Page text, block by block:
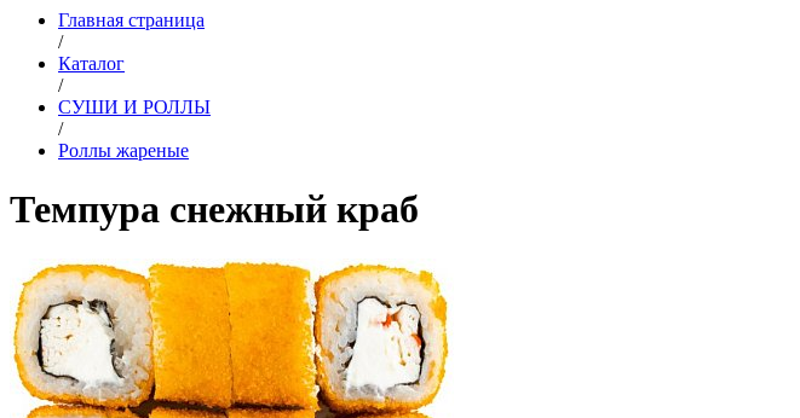
Главная страница
/
Каталог
/
СУШИ И РОЛЛЫ
/
Роллы жареные
Темпура снежный краб